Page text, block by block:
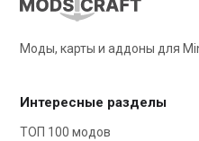
Моды, карты и аддоны для
Интересные разделы
ТОП 100 модов